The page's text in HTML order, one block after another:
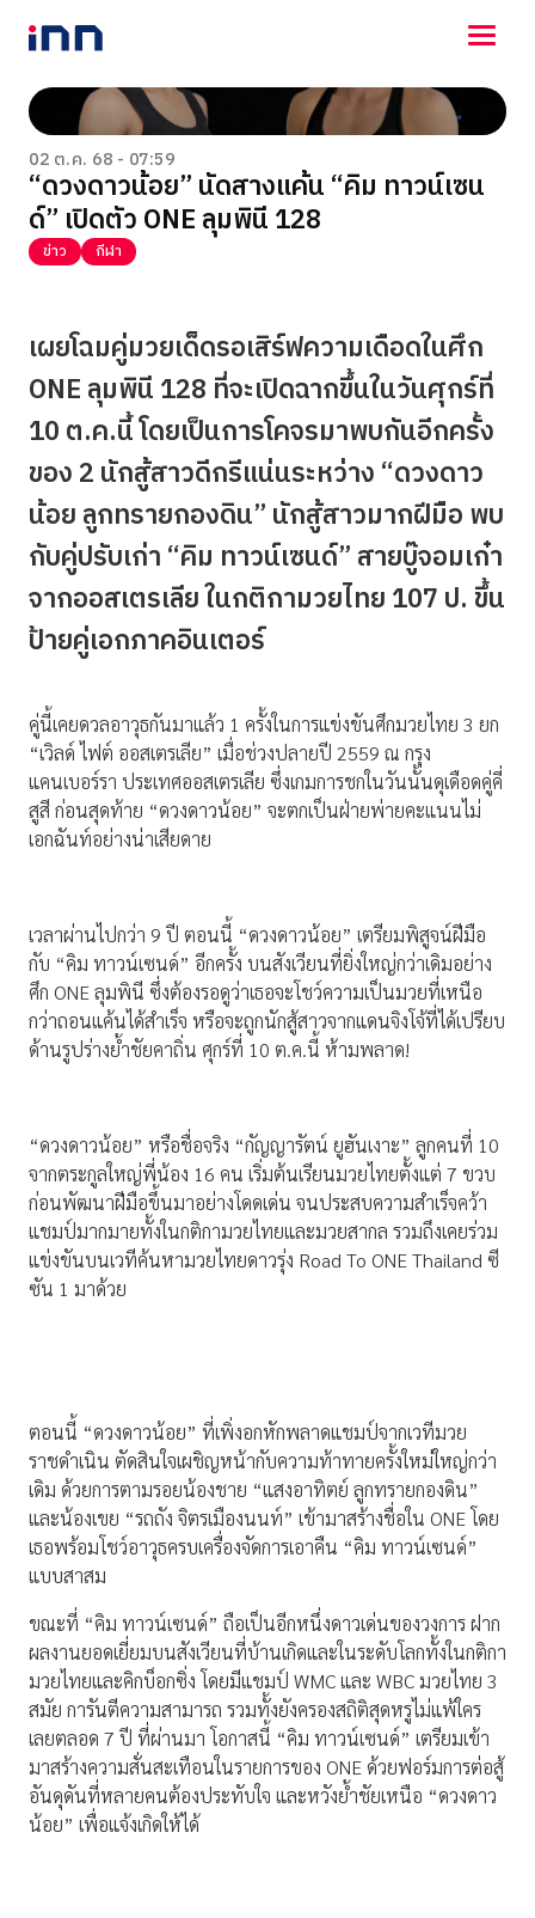
NEWS
ENTERTAINMENT
LIFESTYLE
HOROSCOPE
LOTTERY
VIDEO
02 ต.ค. 68 - 07:59
“ดวงดาวน้อย” นัดสางแค้น “คิม ทาวน์เซน
ด์” เปิดตัว ONE ลุมพินี 128
ข่าว กีฬา
เผยโฉมคู่มวยเด็ดรอเสิร์ฟความเดือดในศึก
ONE ลุมพินี 128 ที่จะเปิดฉากขึ้นในวันศุกร์ที่
10 ต.ค.นี้ โดยเป็นการโคจรมาพบกันอีกครั้ง
ของ 2 นักสู้สาวดีกรีแน่นระหว่าง “ดวงดาว
น้อย ลูกทรายกองดิน” นักสู้สาวมากฝีมือ พบ
กับคู่ปรับเก่า “คิม ทาวน์เซนด์” สายบู๊จอมเก๋า
จากออสเตรเลีย ในกติกามวยไทย 107 ป. ขึ้น
ป้ายคู่เอกภาคอินเตอร์
คู่นี้เคยดวลอาวุธกันมาแล้ว 1 ครั้งในการแข่งขันศึกมวยไทย 3 ยก
“เวิลด์ ไฟต์ ออสเตรเลีย” เมื่อช่วงปลายปี 2559 ณ กรุง
แคนเบอร์รา ประเทศออสเตรเลีย ซึ่งเกมการชกในวันนั้นดุเดือดคู่คี่
สูสี ก่อนสุดท้าย “ดวงดาวน้อย” จะตกเป็นฝ่ายพ่ายคะแนนไม่
เอกฉันท์อย่างน่าเสียดาย
เวลาผ่านไปกว่า 9 ปี ตอนนี้ “ดวงดาวน้อย” เตรียมพิสูจน์ฝีมือ
กับ “คิม ทาวน์เซนด์” อีกครั้ง บนสังเวียนที่ยิ่งใหญ่กว่าเดิมอย่าง
ศึก ONE ลุมพินี ซึ่งต้องรอดูว่าเธอจะโชว์ความเป็นมวยที่เหนือ
กว่าถอนแค้นได้สำเร็จ หรือจะถูกนักสู้สาวจากแดนจิงโจ้ที่ได้เปรียบ
ด้านรูปร่างย้ำชัยคาถิ่น ศุกร์ที่ 10 ต.ค.นี้ ห้ามพลาด!
“ดวงดาวน้อย” หรือชื่อจริง “กัญญารัตน์ ยูฮันเงาะ” ลูกคนที่ 10
จากตระกูลใหญ่พี่น้อง 16 คน เริ่มต้นเรียนมวยไทยตั้งแต่ 7 ขวบ
ก่อนพัฒนาฝีมือขึ้นมาอย่างโดดเด่น จนประสบความสำเร็จคว้า
แชมป์มากมายทั้งในกติกามวยไทยและมวยสากล รวมถึงเคยร่วม
แข่งขันบนเวทีค้นหามวยไทยดาวรุ่ง Road To ONE Thailand ซี
ซัน 1 มาด้วย
ตอนนี้ “ดวงดาวน้อย” ที่เพิ่งอกหักพลาดแชมป์จากเวทีมวย
ราชดำเนิน ตัดสินใจเผชิญหน้ากับความท้าทายครั้งใหม่ใหญ่กว่า
เดิม ด้วยการตามรอยน้องชาย “แสงอาทิตย์ ลูกทรายกองดิน”
และน้องเขย “รถถัง จิตรเมืองนนท์” เข้ามาสร้างชื่อใน ONE โดย
เธอพร้อมโชว์อาวุธครบเครื่องจัดการเอาคืน “คิม ทาวน์เซนด์”
แบบสาสม
ขณะที่ “คิม ทาวน์เซนด์” ถือเป็นอีกหนึ่งดาวเด่นของวงการ ฝาก
ผลงานยอดเยี่ยมบนสังเวียนที่บ้านเกิดและในระดับโลกทั้งในกติกา
มวยไทยและคิกบ็อกซิ่ง โดยมีแชมป์ WMC และ WBC มวยไทย 3
สมัย การันตีความสามารถ รวมทั้งยังครองสถิติสุดหรูไม่แพ้ใคร
เลยตลอด 7 ปี ที่ผ่านมา โอกาสนี้ “คิม ทาวน์เซนด์” เตรียมเข้า
มาสร้างความสั่นสะเทือนในรายการของ ONE ด้วยฟอร์มการต่อสู้
อันดุดันที่หลายคนต้องประทับใจ และหวังย้ำชัยเหนือ “ดวงดาว
น้อย” เพื่อแจ้งเกิดให้ได้